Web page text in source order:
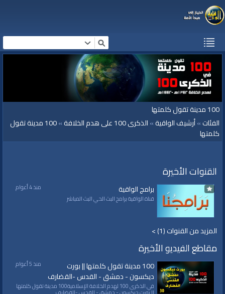
100 مدينة تقول كلمتها
الفئات»أرشيف الواقية»الذكرى 100 على هدم الخلافة »
100 مدينة تقول
كلمتها
القنوات الأخيرة
منذ 4 أعوام برامج الواقية
قناة الواقية برامج البث الحي البث المباشر
المزيد من القنوات (1) >
مقاطع الفيديو الأخيرة
منذ 5 أعوام
100 مدينة تقول كلمتها || بورت
ديكسون - دمشق - القدس -القضارف
في الذكرى 100 لهدم الخلافة الإسلامية100 مدينة تقول كلمتها